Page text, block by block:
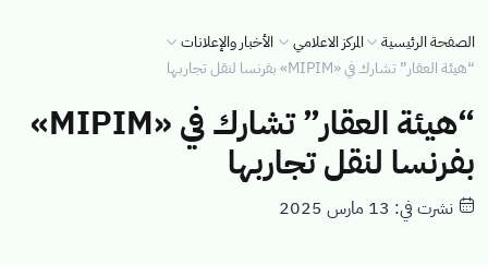
الصفحة الرئيسية المركز الاعلامي
الأخبار والإعلانات
“هيئة العقار” تشارك في «MIPIM» بفرنسا لنقل تجاربها
“هيئة العقار” تشارك في «MIPIM»
بفرنسا لنقل تجاربها
نشرت في: 13 مارس 2025